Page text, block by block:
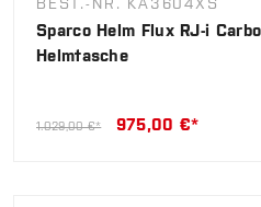
Sparco Helm Flux RJ-i
Helmtasche
1.029,00 €* 975,00 €*